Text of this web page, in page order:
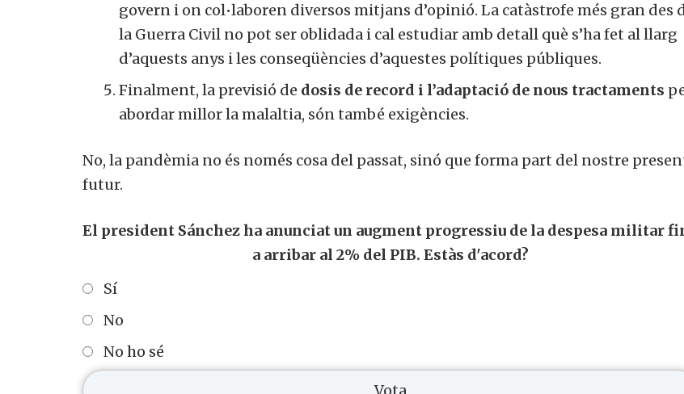
govern i on col•laboren diversos mitjans d’opinió. La catàstrofe més gran des
la Guerra Civil no pot ser oblidada i cal estudiar amb detall què s’ha fet al llarg
d’aquests anys i les conseqüències d’aquestes polítiques públiques.
Finalment, la previsió dedosis de record i l’adaptació de nous tractaments
abordar millor la malaltia, són també exigències.
No, la pandèmia no és només cosa del passat, sinó que forma part del nostre present
futur.
El president Sánchez ha anunciat un augment progressiu de la despesa militar
a arribar al 2% del PIB. Estàs d'acord?
Sí
No
No ho sé
Si, vull col·laborar
activament
No, però